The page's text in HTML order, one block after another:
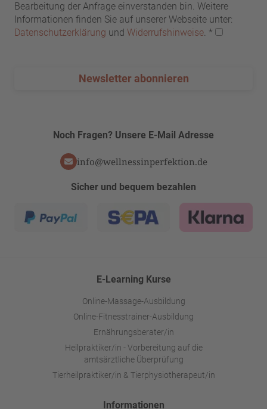
Bearbeitung der Anfrage einverstanden bin. Weitere
Informationen finden Sie auf unserer Webseite unter:
Datenschutzerklärung und Widerrufshinweise. *
Newsletter abonnieren
Sicher und bequem bezahlen
Noch Fragen? Unsere E-Mail Adresse
info@wellnessinperfektion.de
E-Learning Kurse
Online-Massage-Ausbildung
Online-Fitnesstrainer-Ausbildung
Ernährungsberater/in
Heilpraktiker/in - Vorbereitung auf die
amtsärztliche Überprüfung
Tierheilpraktiker/in & Tierphysiotherapeut/in
Informationen